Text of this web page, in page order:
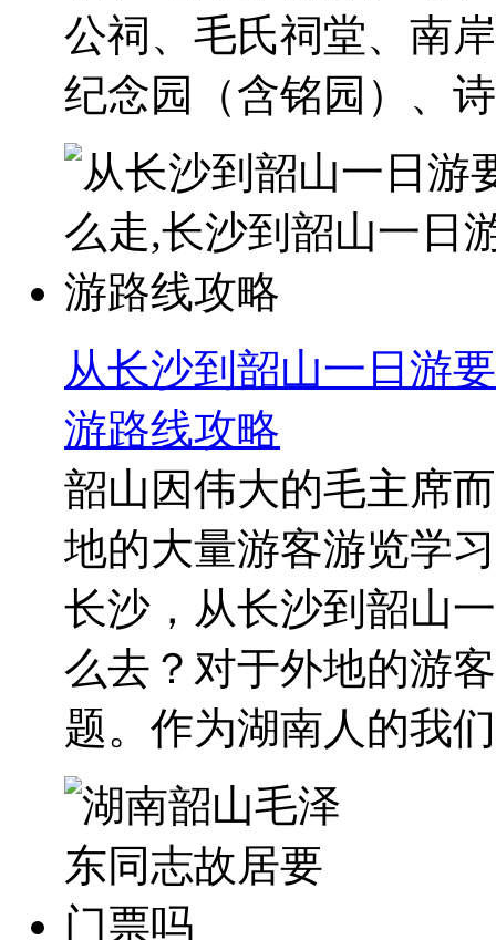
公祠、毛氏祠堂、南
纪念园（含铭园）、
从长沙到韶山一日游
游路线攻略
韶山因伟大的毛主席
地的大量游客游览学
长沙，从长沙到韶山
么去？对于外地的游
题。作为湖南人的我